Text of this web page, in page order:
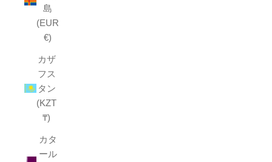
島
(EUR
€)
カザ
フス
タン
(KZT
₸)
カタ
ール